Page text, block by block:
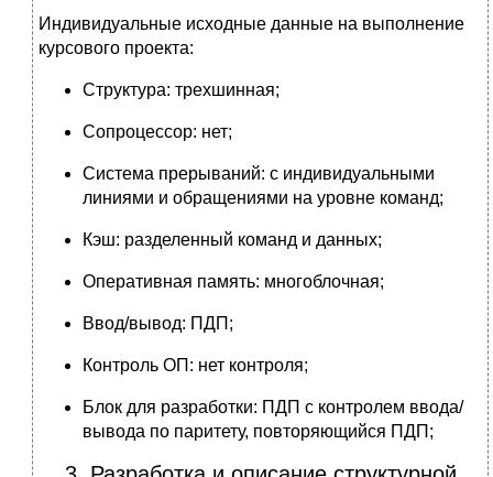
Индивидуальные исходные данные на выполнение
курсового проекта:
Структура: трехшинная;
Сопроцессор: нет;
Система прерываний: с индивидуальными
линиями и обращениями на уровне команд;
Кэш: разделенный команд и данных;
Оперативная память: многоблочная;
Ввод/вывод: ПДП;
Контроль ОП: нет контроля;
Блок для разработки: ПДП с контролем ввода/
вывода по паритету, повторяющийся ПДП;